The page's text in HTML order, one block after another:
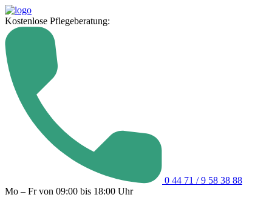
Kostenlose Pflegeberatung:
0 44 71 / 9 58 38 88
Mo – Fr von 09:00 bis 18:00 Uhr